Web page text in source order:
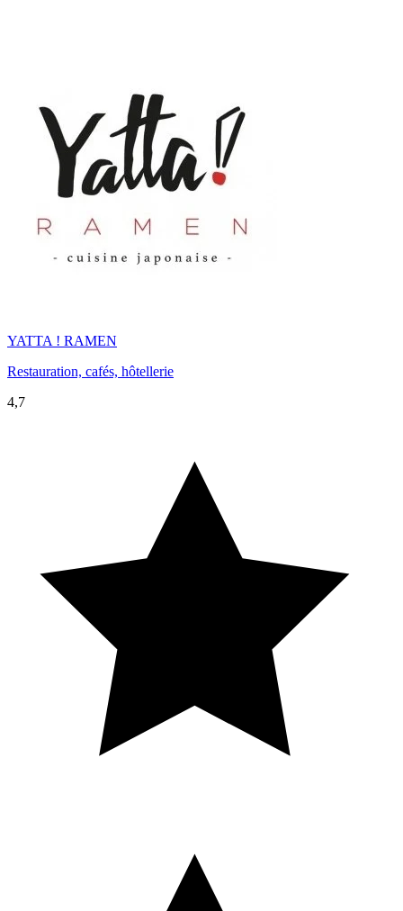
YATTA ! RAMEN
Restauration, cafés, hôtellerie
4,7